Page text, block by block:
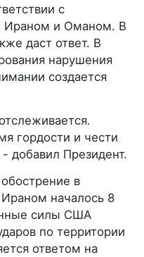
с
Ираном и Оманом. В
даст ответ. В
нарушения
создается
гордости и чести
добавил Президент.
в
началось 8
силы США
по территории
ответом на